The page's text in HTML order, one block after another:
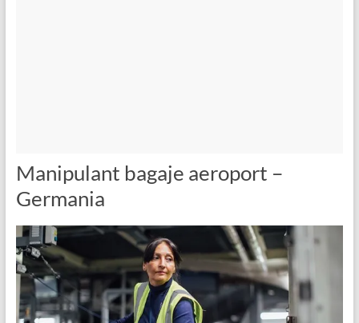
Manipulant bagaje aeroport –
Germania